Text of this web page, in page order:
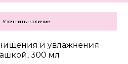
Уточнить наличие
и увлажнения
300 мл